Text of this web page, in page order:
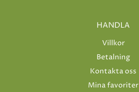
HANDLA
Villkor
Betalning
Kontakta oss
Mina favoriter